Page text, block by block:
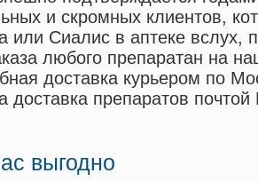
и скромных клиентов,
или Сиалис в аптеке вслух,
любого препаратан на
доставка курьером по
доставка препаратов
выгодно